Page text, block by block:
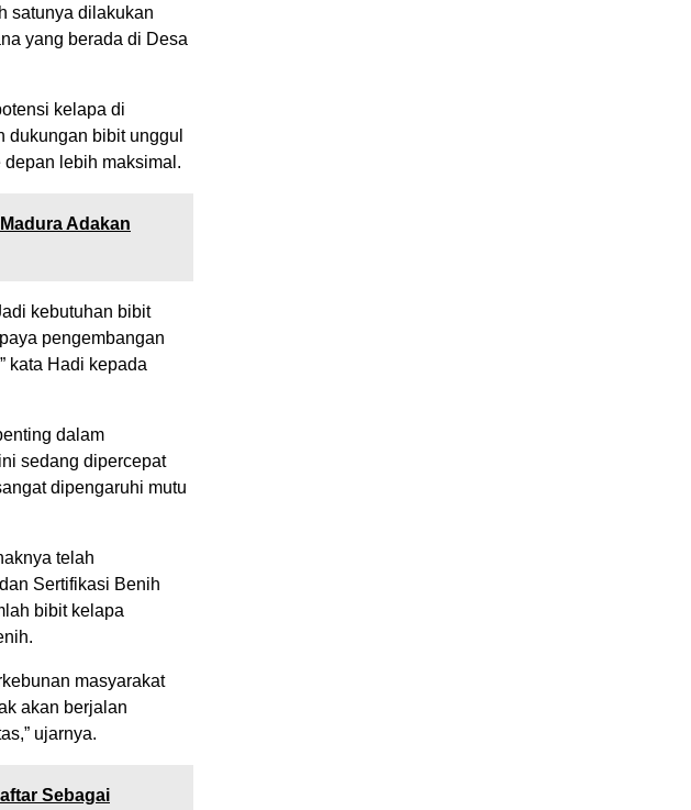
satunya dilakukan
yang berada di Desa
kelapa di
dukungan bibit unggul
lebih maksimal.
Adakan
kebutuhan bibit
pengembangan
kata Hadi kepada
dalam
sedang dipercepat
dipengaruhi mutu
telah
Sertifikasi Benih
bibit kelapa
masyarakat
akan berjalan
ujarnya.
Sebagai